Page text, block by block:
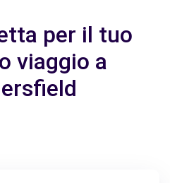
per il tuo
viaggio a